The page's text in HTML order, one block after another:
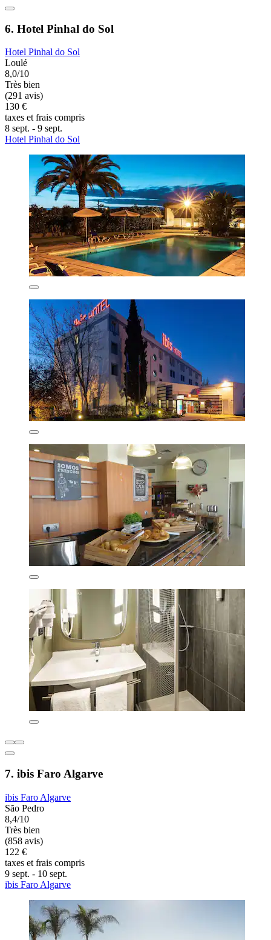
6. Hotel Pinhal do Sol
Hotel Pinhal do Sol
Loulé
8,0/10
Très bien
(291 avis)
130 €
taxes et frais compris
8 sept. - 9 sept.
Hotel Pinhal do Sol
7. ibis Faro Algarve
ibis Faro Algarve
São Pedro
8,4/10
Très bien
(858 avis)
122 €
taxes et frais compris
9 sept. - 10 sept.
ibis Faro Algarve